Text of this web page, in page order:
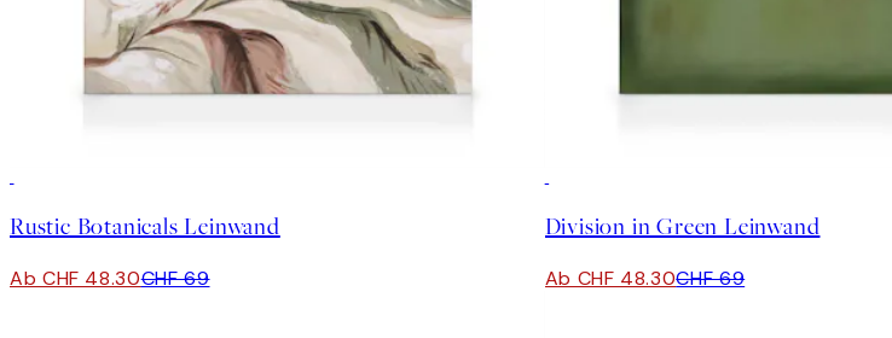
Rustic Botanicals Leinwand
Ab CHF 48.30CHF 69
Division in Green Leinwand
Ab CHF 48.30CHF 69